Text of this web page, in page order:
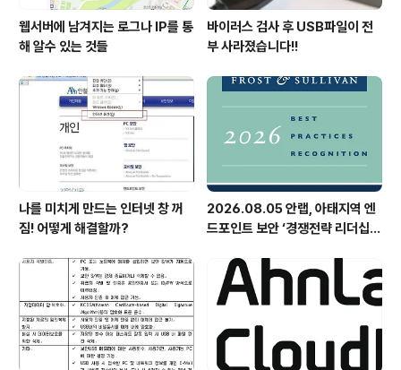
웹서버에 남겨지는 로그나 IP를 통
해 알수 있는 것들
바이러스 검사 후 USB파일이 전
부 사라졌습니다!!
나를 미치게 만드는 인터넷 창 꺼
짐! 어떻게 해결할까?
2026.08.05 안랩, 아태지역 엔
드포인트 보안 ‘경쟁전략 리더십’